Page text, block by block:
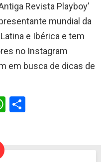
Revista Playboy’
mundial da
e Ibérica e tem
no Instagram
em busca de dicas de
W